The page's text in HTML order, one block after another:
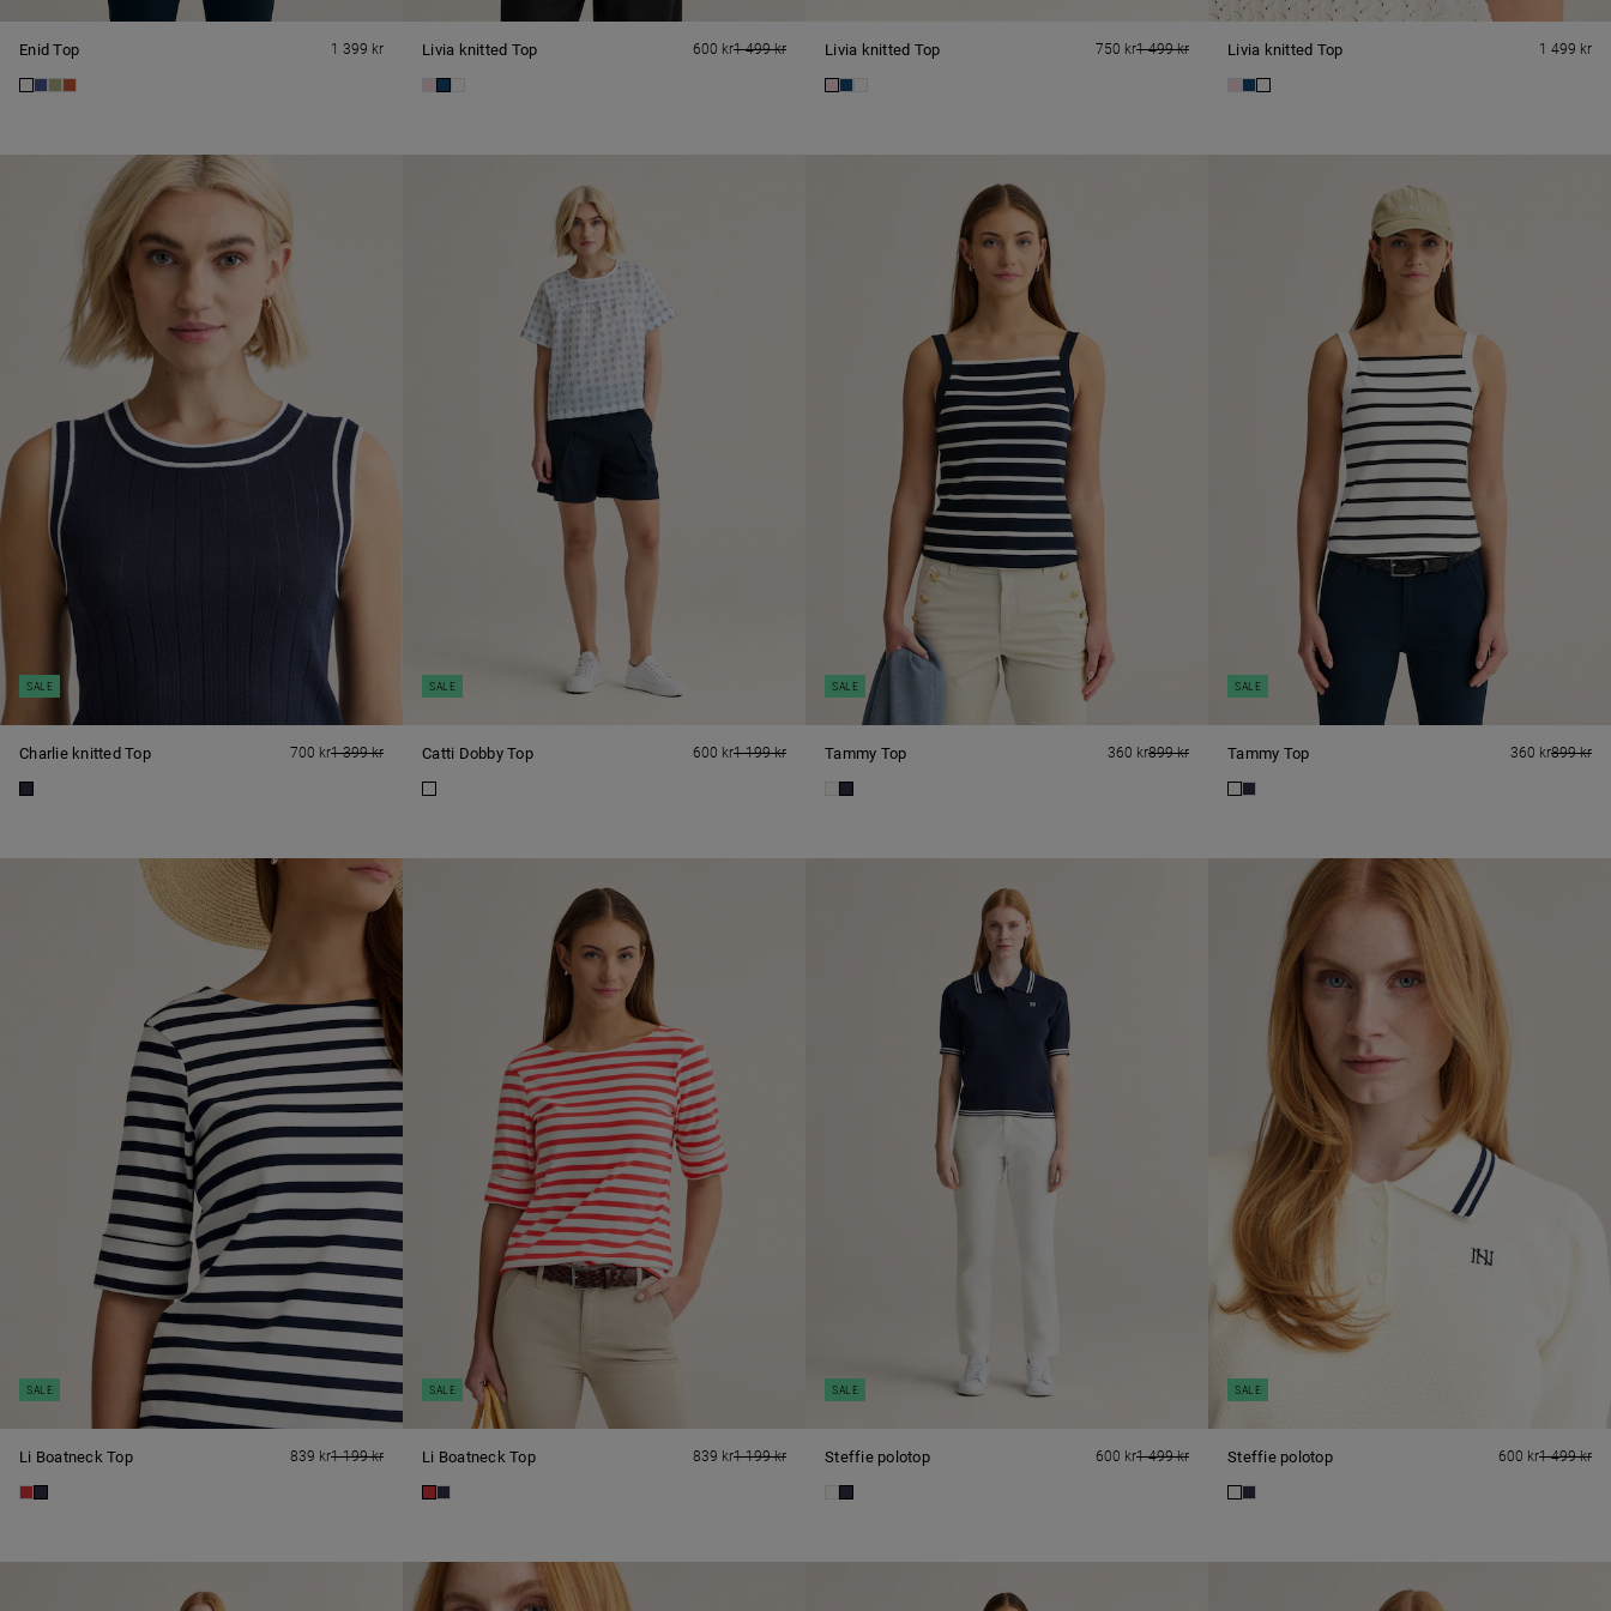
Enid Top 1 399 kr Livia knitted Top 600 kr1 499 kr Livia knitted Top 750 kr1 499 kr Livia knitted Top 1 499 kr
Charlie knitted Top 700 kr1 399 kr
SALE
Catti Dobby Top 600 kr1 199 kr
SALE
Tammy Top 360 kr899 kr
SALE
Tammy Top 360 kr899 kr
SALE
Li Boatneck Top 839 kr1 199 kr
SALE
Li Boatneck Top 839 kr1 199 kr
SALE
Steffie polotop 600 kr1 499 kr
SALE
Steffie polotop 600 kr1 499 kr
SALE